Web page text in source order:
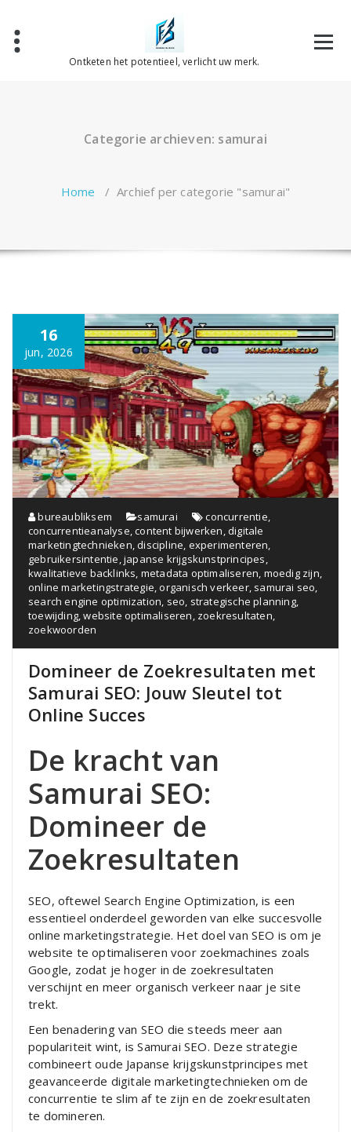
inhoud
Ontketen het potentieel, verlicht uw merk.
Categorie archieven: samurai
Home / Archief per categorie "samurai"
16
jun, 2026
bureaubliksem samurai concurrentie,
concurrentieanalyse,content bijwerken,digitale
marketingtechnieken,discipline, experimenteren,
gebruikersintentie,japanse krijgskunstprincipes,
kwalitatieve backlinks, metadata optimaliseren, moedig zijn,
online marketingstrategie,organisch verkeer, samurai seo,
search engine optimization, seo, strategische planning,
toewijding,website optimaliseren, zoekresultaten,
zoekwoorden
Domineer de Zoekresultaten met
Samurai SEO: Jouw Sleutel tot
Online Succes
De kracht van
Samurai SEO:
Domineer de
Zoekresultaten
SEO, oftewel Search Engine Optimization, is een
essentieel onderdeel geworden van elke succesvolle
online marketingstrategie. Het doel van SEO is om je
website te optimaliseren voor zoekmachines zoals
Google, zodat je hoger in de zoekresultaten
verschijnt en meer organisch verkeer naar je site
trekt.
Een benadering van SEO die steeds meer aan
populariteit wint, is Samurai SEO. Deze strategie
combineert oude Japanse krijgskunstprincipes met
geavanceerde digitale marketingtechnieken om de
concurrentie te slim af te zijn en de zoekresultaten
te domineren.